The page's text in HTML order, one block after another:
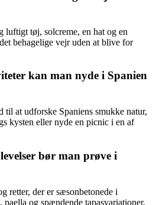
luftigt tøj, solcreme, en hat og en
behagelige vejr uden at blive for
kan man nyde i Spanien
til at udforske Spaniens smukke natur,
kysten eller nyde en picnic i en af
bør man prøve i
retter, der er sæsonbetonede i
paella og spændende tapasvariationer,